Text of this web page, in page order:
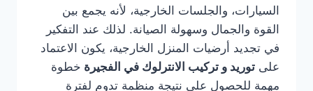
السيارات، والجلسات الخارجية، لأنه يجمع بين
القوة والجمال وسهولة الصيانة. لذلك عند التفكير
في تجديد أرضيات المنزل الخارجية، يكون الاعتماد
على توريد و تركيب الانترلوك في الفجيرة خطوة
مهمة للحصول على نتيجة منظمة تدوم لفترة